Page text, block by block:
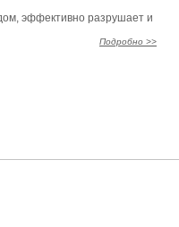
эффективно разрушает и
Подробно >>